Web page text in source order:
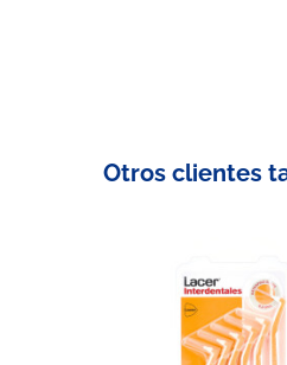
Otros clientes